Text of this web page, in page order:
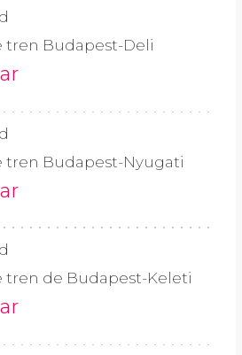
tren Budapest-Deli
tren Budapest-Nyugati
tren de Budapest-Keleti